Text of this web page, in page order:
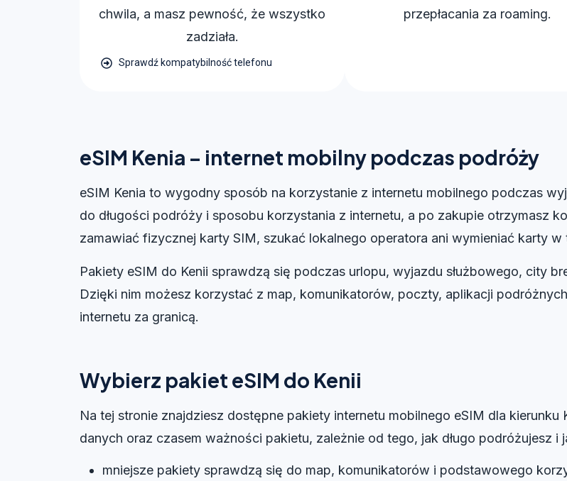
chwila, a masz pewność, że wszystko
zadziała.
Sprawdź kompatybilność telefonu
przepłacania za roaming.
eSIM Kenia – internet mobilny podczas podróży
eSIM Kenia to wygodny sposób na korzystanie z internetu mobilnego podczas
do długości podróży i sposobu korzystania z internetu, a po zakupie otrzymasz
zamawiać fizycznej karty SIM, szukać lokalnego operatora ani wymieniać karty w
Pakiety eSIM do Kenii sprawdzą się podczas urlopu, wyjazdu służbowego, city
Dzięki nim możesz korzystać z map, komunikatorów, poczty, aplikacji
internetu za granicą.
Wybierz pakiet eSIM do Kenii
Na tej stronie znajdziesz dostępne pakiety internetu mobilnego eSIM dla
danych oraz czasem ważności pakietu, zależnie od tego, jak długo podróżujesz i
mniejsze pakiety sprawdzą się do map, komunikatorów i podstawowego